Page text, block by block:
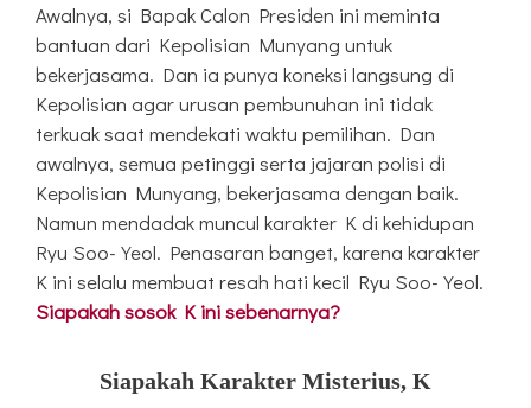
Awalnya, si Bapak Calon Presiden ini meminta
bantuan dari Kepolisian Munyang untuk
bekerjasama. Dan ia punya koneksi langsung di
Kepolisian agar urusan pembunuhan ini tidak
terkuak saat mendekati waktu pemilihan. Dan
awalnya, semua petinggi serta jajaran polisi di
Kepolisian Munyang, bekerjasama dengan baik.
Namun mendadak muncul karakter K di kehidupan
Ryu Soo-Yeol. Penasaran banget, karena karakter
K ini selalu membuat resah hati kecil Ryu Soo-Yeol.
Siapakah sosok K ini sebenarnya?
Siapakah Karakter Misterius, K